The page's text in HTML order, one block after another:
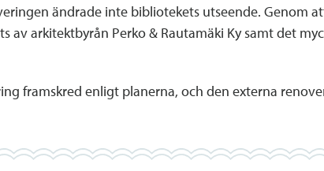
ändrade inte bibliotekets utseende. Genom
av arkitektbyrån Perko & Rautamäki Ky samt det
framskred enligt planerna, och den externa